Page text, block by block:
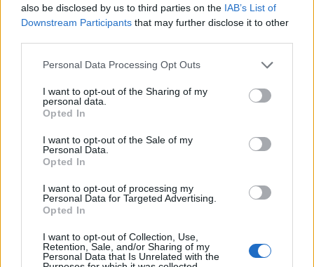
also be disclosed by us to third parties on the IAB’s List of
Downstream Participants that may further disclose it to other
Personal Data Processing Opt Outs
I want to opt-out of the Sharing of my
personal data.
Opted In
I want to opt-out of the Sale of my
Personal Data.
Opted In
I want to opt-out of processing my
Personal Data for Targeted Advertising.
Opted In
I want to opt-out of Collection, Use,
Retention, Sale, and/or Sharing of my
Personal Data that Is Unrelated with the
Η σημασία του περάσματος
Λωρίδα της Γάζας, διακόπτοντας την
ηλεκτροδότηση και σταματώντας όλες τις
προμήθειες τροφίμων και καυσίμων, απαντώντας
και με αυτόν τον τρόπο στην τρομοκρατική επίθεσή
των μαχητών της Χαμάς στις 7 Οκτωβρίου.
Ο αποκλεισμός σημαίνει ότι η μοναδική πιθανή
δίοδος για την είσοδο βοήθειας στη Γάζα είναι μέσω